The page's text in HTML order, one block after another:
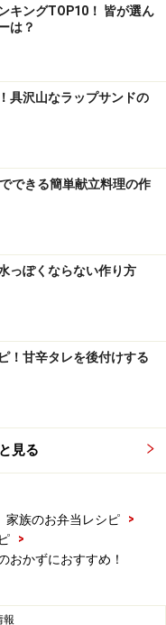
液を加え混ぜる
キングTOP10！ 皆が選ん
は？
具沢山なラップサンドの
できる簡単献立料理の作
っぽくならない作り方
！甘辛タレを後付けする
見る
家族のお弁当レシピ
>
>
おかずにおすすめ！
報